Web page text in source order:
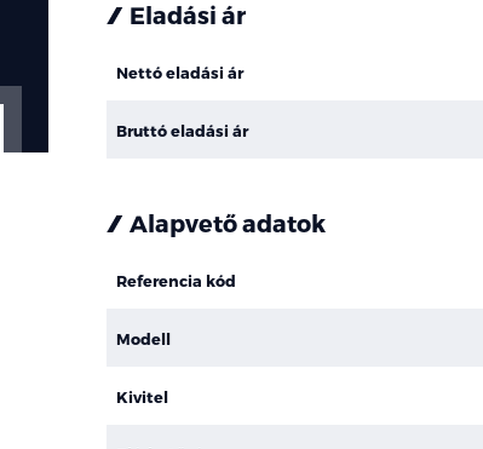
Eladási ár
Nettó eladási ár
Bruttó eladási ár
Alapvető adatok
Referencia kód
Modell
Kivitel